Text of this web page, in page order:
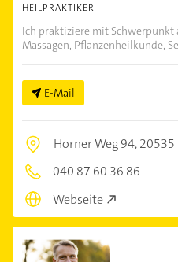
HEILPRAKTIKER
Ich praktiziere mit Schwerpunkt
Massagen, Pflanzenheilkunde,
E-Mail
Horner Weg 94,20535
040 87 60 36 86
Webseite